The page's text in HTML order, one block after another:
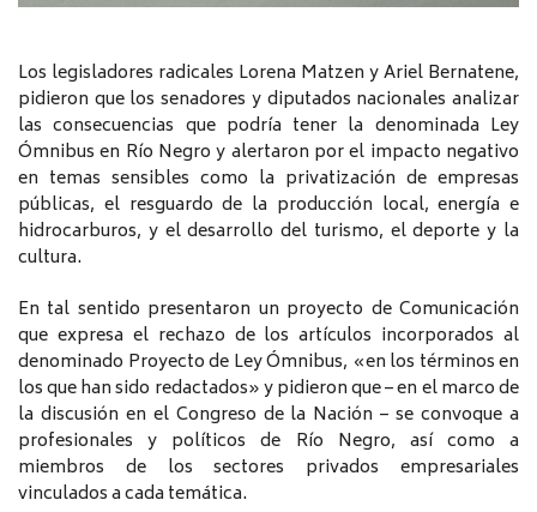
Los legisladores radicales Lorena Matzen y Ariel Bernatene,
pidieron que los senadores y diputados nacionales analizar
las consecuencias que podría tener la denominada Ley
Ómnibus en Río Negro y alertaron por el impacto negativo
en temas sensibles como la privatización de empresas
públicas, el resguardo de la producción local, energía e
hidrocarburos, y el desarrollo del turismo, el deporte y la
cultura.
En tal sentido presentaron un proyecto de Comunicación
que expresa el rechazo de los artículos incorporados al
denominado Proyecto de Ley Ómnibus, «en los términos en
los que han sido redactados» y pidieron que – en el marco de
la discusión en el Congreso de la Nación – se convoque a
profesionales y políticos de Río Negro, así como a
miembros de los sectores privados empresariales
vinculados a cada temática.